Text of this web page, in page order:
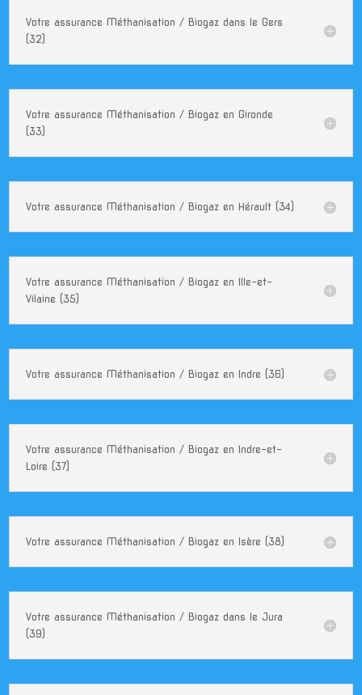
Votre assurance Méthanisation / Biogaz dans le Gers
(32)
Votre assurance Méthanisation / Biogaz en Gironde
(33)
Votre assurance Méthanisation / Biogaz en Hérault (34)
Votre assurance Méthanisation / Biogaz en Ille-et-
Vilaine (35)
Votre assurance Méthanisation / Biogaz en Indre (36)
Votre assurance Méthanisation / Biogaz en Indre-et-
Loire (37)
Votre assurance Méthanisation / Biogaz en Isère (38)
Votre assurance Méthanisation / Biogaz dans le Jura
(39)